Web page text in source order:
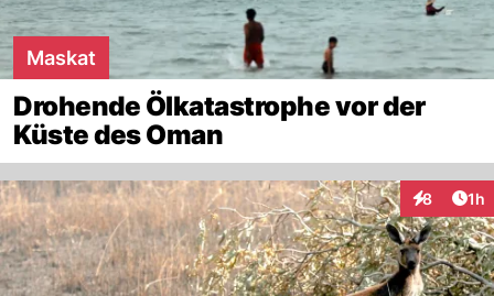
Maskat
Drohende Ölkatastrophe vor der
Küste des Oman
8 1h